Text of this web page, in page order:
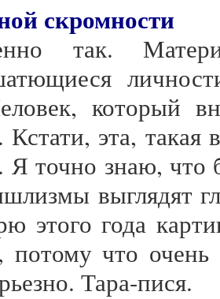
скромности
так.
который
Кстати, эта,
Я точно знаю, что
выглядят
этого года
потому что
Тара-пися.